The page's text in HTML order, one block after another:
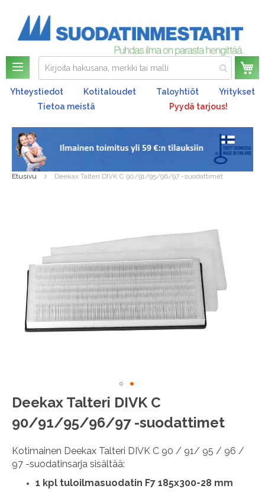
Yhteystiedot Kotitaloudet Taloyhtiöt
Yritykset
Tietoa meistä
Pyydä tarjous!
Etusivu Deekax Talteri DIVK C 90/91/95/96/97 -suodattimet
Deekax Talteri DIVK C
90/91/95/96/97 -suodattimet
Kotimainen Deekax Talteri DIVK C 90 / 91/ 95 / 96 /
97 -suodatinsarja sisältää:
1 kpl tuloilmasuodatin F7 185x300-28 mm
images
gallery
Skip
to
the
of
the
images
gallery